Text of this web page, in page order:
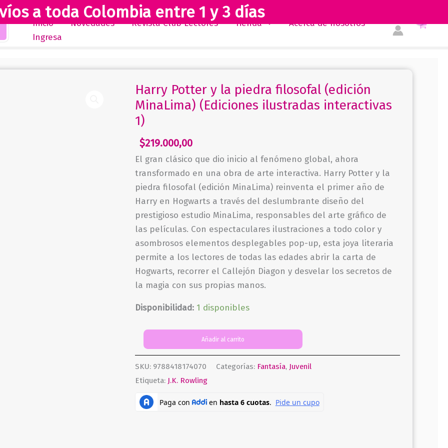
a toda Colombia entre 1 y 3 días
Inicio Novedades Revista Club Lectores Tienda
Acerca de nosotros
Ingresa
Harry Potter y la piedra filosofal (edición
MinaLima) (Ediciones ilustradas interactivas
1)
$219.000,00
El gran clásico que dio inicio al fenómeno global, ahora
transformado en una obra de arte interactiva. Harry Potter y la
piedra filosofal (edición MinaLima) reinventa el primer año de
Harry en Hogwarts a través del deslumbrante diseño del
prestigioso estudio MinaLima, responsables del arte gráfico de
las películas. Con espectaculares ilustraciones a todo color y
asombrosos elementos desplegables pop-up, esta joya literaria
permite a los lectores de todas las edades abrir la carta de
Hogwarts, recorrer el Callejón Diagon y desvelar los secretos de
la magia con sus propias manos.
Disponibilidad: 1 disponibles
Harry
Potter
y
la
filosofal
Añadir al carrito
SKU: 9788418174070 Categorías: Fantasía, Juvenil
Etiqueta: J.K. Rowling
la
(edición
MinaLima)
(Ediciones
ilustradas